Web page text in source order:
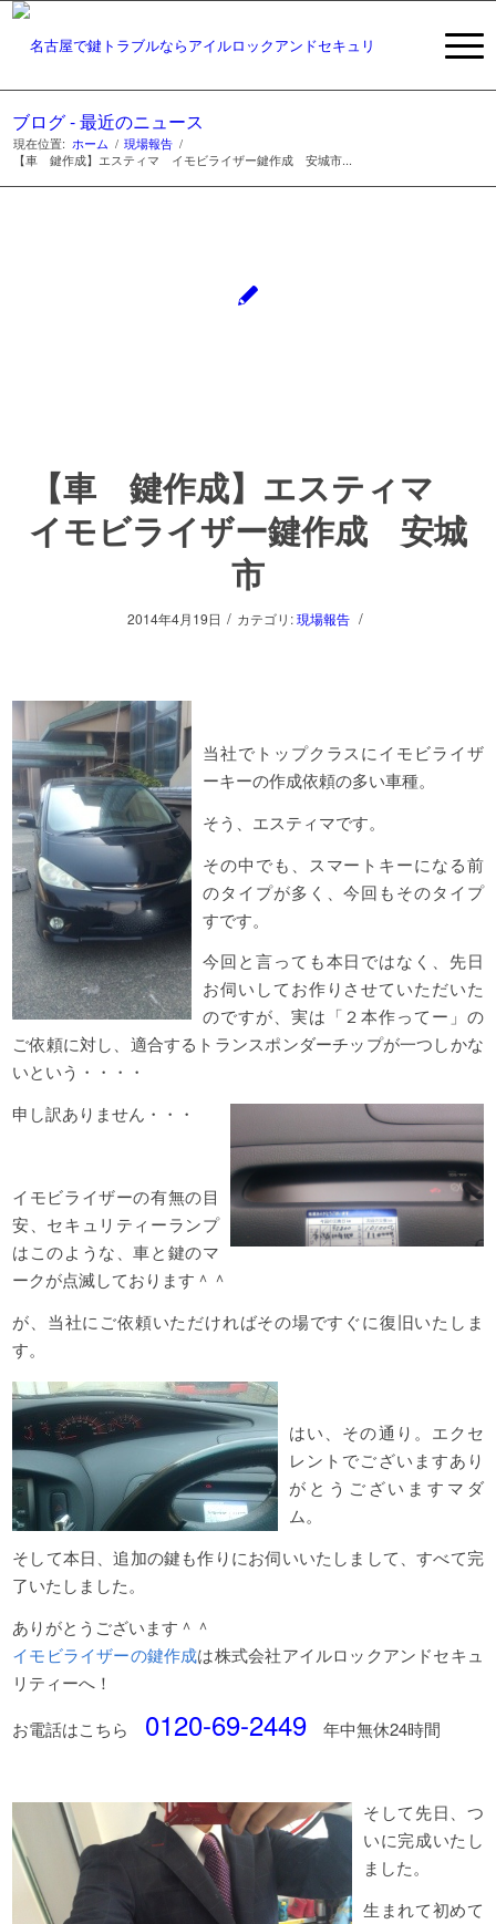
ブログ - 最近のニュース
現在位置: ホーム / 現場報告 /
【車 鍵作成】エスティマ イモビライザー鍵作成 安城市...
【車 鍵作成】エスティマ
イモビライザー鍵作成 安城
市
2014年4月19日 / カテゴリ:現場報告 /
当社でトップクラスにイモビライザ
ーキーの作成依頼の多い車種。
そう、エスティマです。
その中でも、スマートキーになる前
のタイプが多く、今回もそのタイプ
すです。
今回と言っても本日ではなく、先日
お伺いしてお作りさせていただいた
のですが、実は「２本作ってー」の
ご依頼に対し、適合するトランスポンダーチップが一つしかな
いという・・・・
申し訳ありません・・・
イモビライザーの有無の目
安、セキュリティーランプ
はこのような、車と鍵のマ
ークが点滅しております＾＾
が、当社にご依頼いただければその場ですぐに復旧いたしま
す。
はい、その通り。エクセ
レントでございますあり
がとうございますマダ
ム。
そして本日、追加の鍵も作りにお伺いいたしまして、すべて完
了いたしました。
ありがとうございます＾＾
イモビライザーの鍵作成は株式会社アイルロックアンドセキュ
リティーへ！
お電話はこちら 0120-69-2449 年中無休24時間
そして先日、つ
いに完成いたし
ました。
生まれて初めて